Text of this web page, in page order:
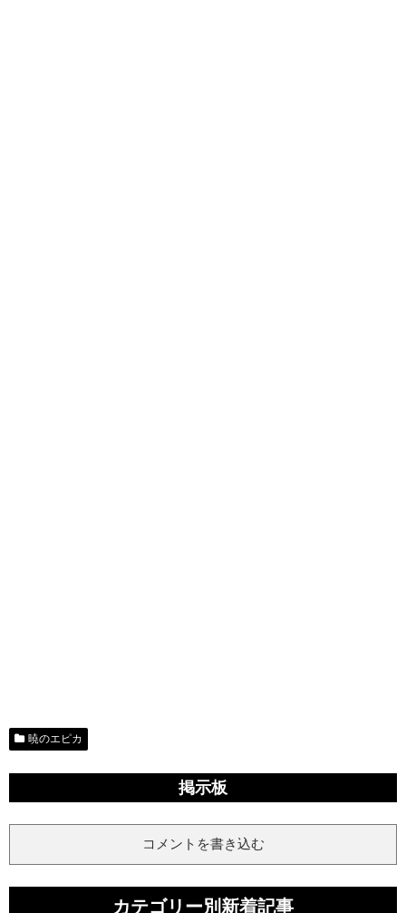
暁のエピカ
掲示板
コメントを書き込む
カテゴリー別新着記事